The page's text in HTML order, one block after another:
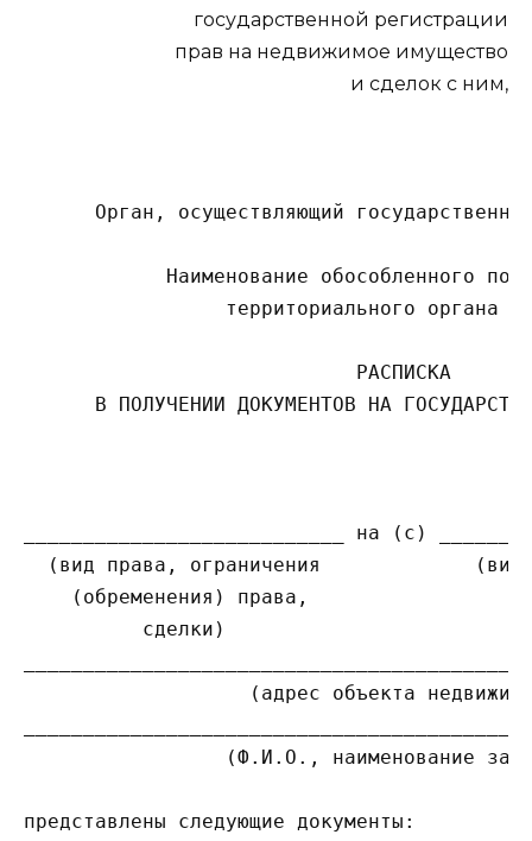
государственной регистрации
прав на недвижимое имущество
и сделок с ним,
Орган, осуществляющий
Наименование обособленного
территориального органа
                            РАСПИСКА
В ПОЛУЧЕНИИ ДОКУМЕНТОВ НА
___________________________ на (с)
(вид права, ограничения
    (обременения) права,
          сделки)
(адрес объекта
(Ф.И.О., наименование
представлены следующие документы: